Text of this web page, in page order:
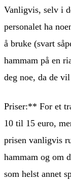
Vanligvis, selv i
personalet ha
å bruke (svart
hammam på en
deg noe, da de
Priser:** For et
10 til 15 euro,
prisen vanligvis
hammam og om
som helst annet